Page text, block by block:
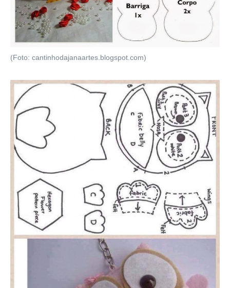
(Foto: cantinhodajanaartes.blogspot.com)